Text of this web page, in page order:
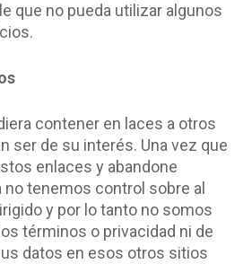
que no pueda utilizar algunos
contener en laces a otros
ser de su interés. Una vez que
enlaces y abandone
no tenemos control sobre al
y por lo tanto no somos
términos o privacidad ni de
datos en esos otros sitios